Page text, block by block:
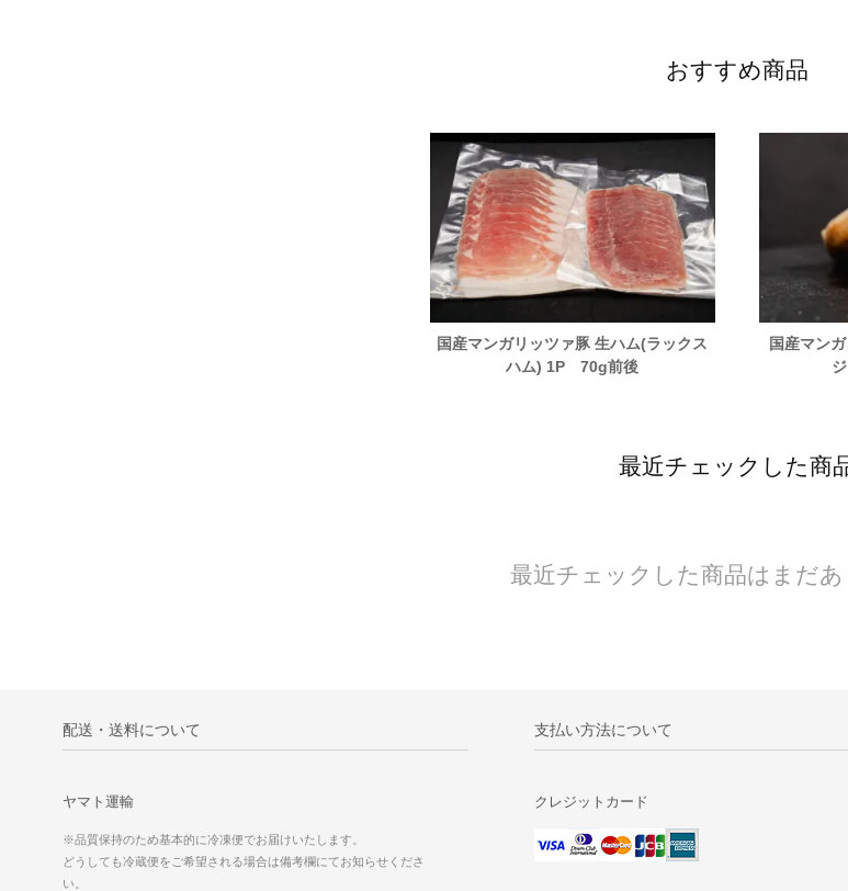
おすすめ商品
国産マンガリッツァ豚 生ハム(ラックス
ハム) 1P 70g前後
国産マン
最近チェックした商
最近チェックした商品はまだあ
配送・送料について
ヤマト運輸
※品質保持のため基本的に冷凍便でお届けいたします。
どうしても冷蔵便をご希望される場合は備考欄にてお知らせくださ
い。
支払い方法について
クレジットカード